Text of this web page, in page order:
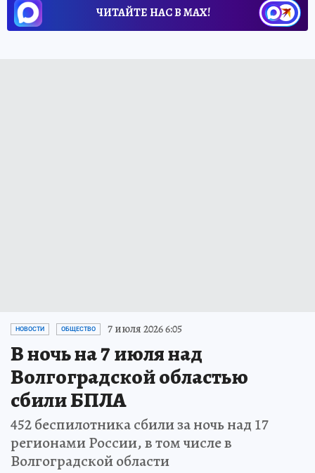
ЧИТАЙТЕ НАС В МАХ!
НОВОСТИ ОБЩЕСТВО 7 июля 2026 6:05
В ночь на 7 июля над
Волгоградской областью
сбили БПЛА
452 беспилотника сбили за ночь над 17
регионами России, в том числе в
Волгоградской области